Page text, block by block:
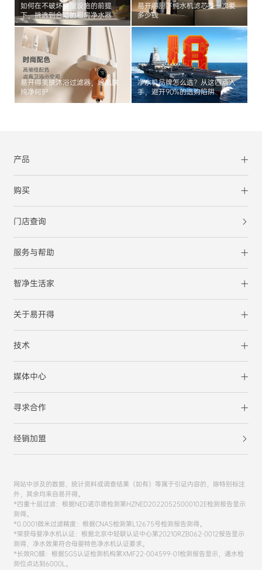
如何在不破坏房屋设施的前提
下，挑选到合适的租房净水器
易开得厨下纯水机滤芯换一次要
多少钱
易开得美肤沐浴过滤器，给肌肤
纯净呵护
净水机品牌怎么选？从这四点入
手，避开90%的选购陷阱
产品
购买
门店查询
服务与帮助
智净生活家
关于易开得
技术
媒体中心
寻求合作
经销加盟
网站中涉及的数据、统计资料或调查结果（如有）等属于引证内容的，除特别标注
外，其余均来自易开得。
*四重十层过滤：根据NED诺尔德检测第HZNED20220525000102E检测报告显示
测得。
*0.0001微米过滤精度：根据CNAS检测第L12675号检测报告测得。
*荣获母婴净水机认证：根据北京中轻联认证中心第20210RZB062-0012报告显示
测得，净水效果符合母婴特色净水机认证要求。
*长效RO膜：根据SGS认证检测机构第XMF22-004599-01检测报告显示，通水检
测位点达到6000L。